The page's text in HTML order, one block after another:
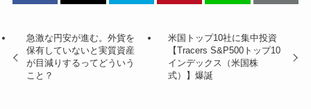
急激な円安が進む。外貨を
保有していないと実質資産
が目減りするってどういう
こと？
米国トップ10社に集中投資
【Tracers S&P500トップ10
インデックス（米国株
式）】爆誕